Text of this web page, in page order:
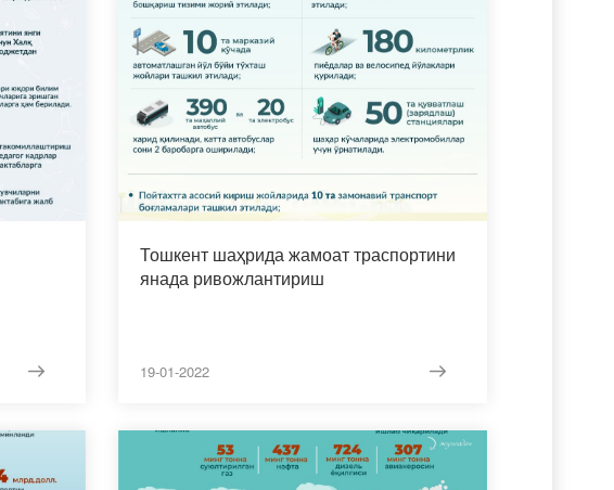
Тошкент шаҳрида жамоат траспортини
янада ривожлантириш
19-01-2022